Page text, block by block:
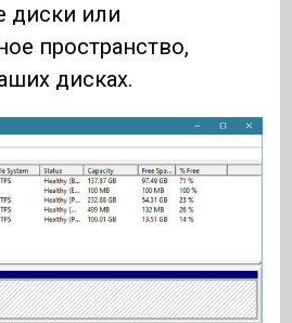
диски или
пространство,
дисках.